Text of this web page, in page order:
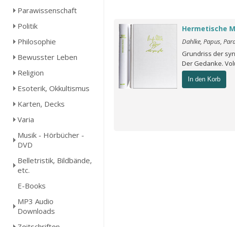
Parawissenschaft
Politik
Philosophie
Bewusster Leben
Religion
Esoterik, Okkultismus
Karten, Decks
Varia
Musik - Hörbücher -
DVD
Belletristik, Bildbände,
etc.
E-Books
MP3 Audio
Downloads
Hermetische
Dahlke, Papus,
Grundriss der
Der Gedanke.
In den Korb